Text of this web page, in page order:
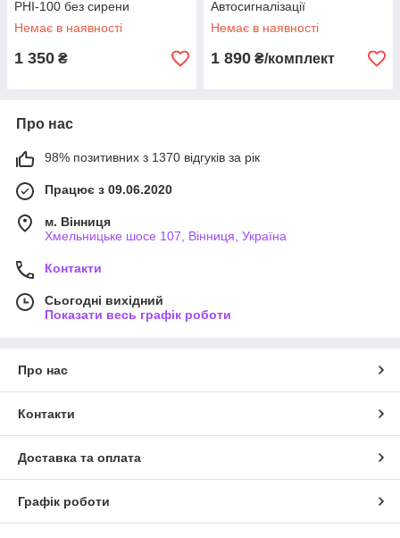
PHI-100 без сирени
Немає в наявності
1 350 ₴
Автосигналізації
Немає в наявності
1 890 ₴/комплект
Про нас
98% позитивних з 1370 відгуків за рік
Працює з 09.06.2020
м. Вінниця
Хмельницьке шосе 107, Вінниця, Україна
Контакти
Сьогодні вихідний
Показати весь графік роботи
Про нас
Контакти
Доставка та оплата
Графік роботи